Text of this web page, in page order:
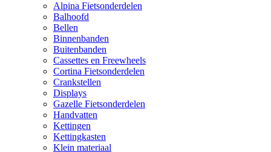
Alpina Fietsonderdelen
Balhoofd
Bellen
Binnenbanden
Buitenbanden
Cassettes en Freewheels
Cortina Fietsonderdelen
Crankstellen
Displays
Gazelle Fietsonderdelen
Handvatten
Kettingen
Kettingkasten
Klein materiaal